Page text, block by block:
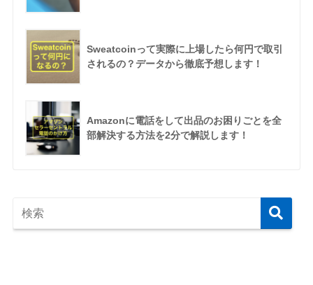
Sweatcoinって実際に上場したら何円で取引
されるの？データから徹底予想します！
Amazonに電話をして出品のお困りごとを全
部解決する方法を2分で解説します！